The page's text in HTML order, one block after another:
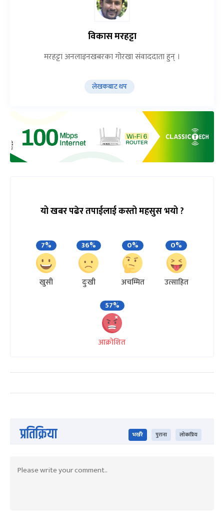
विकास मरहट्टा
मरहट्टा अनलाइनखबरका गोरखा संवाददाता हुन् ।
लेखकबाट थप
यो खबर पढेर तपाईलाई कस्तो महसुस भयो ?
7%
खुसी
36%
दुःखी
0%
अचम्मित
0%
उत्साहित
57%
आक्रोशित
प्रतिक्रिया भर्खरै पुराना लोकप्रिय